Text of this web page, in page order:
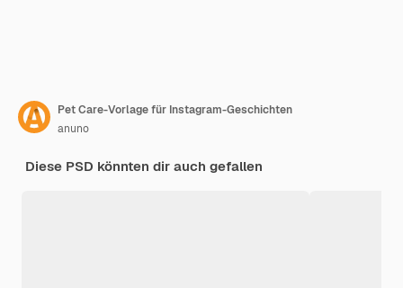
Pet Care-Vorlage für Instagram-Geschichten
anuno
Diese PSD könnten dir auch gefallen